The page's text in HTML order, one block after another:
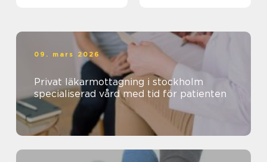
09. mars 2026
Privat läkarmottagning i stockholm
specialiserad vård med tid för patienten